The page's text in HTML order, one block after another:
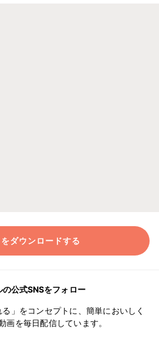
ダウンロードする
の公式SNSをフォロー
る」をコンセプトに、簡単においしく
画を毎日配信しています。